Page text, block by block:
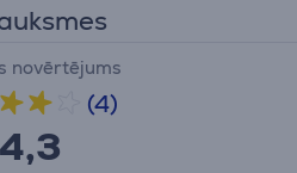
novērtējums
(4)
4,3